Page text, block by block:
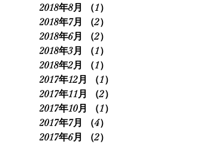
2018年8月
（1）
2018年7月
（2）
2018年6月
（2）
2018年3月
（1）
2018年2月
（1）
2017年12月
（1）
2017年11月
（2）
2017年10月
（1）
2017年7月
（4）
2017年6月
（2）